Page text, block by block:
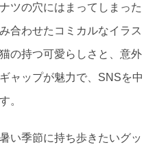
ツの穴にはまってしまった
合わせたコミカルなイラス
の持つ可愛らしさと、意外
ャップが魅力で、SNSを中
。
い季節に持ち歩きたいグッ